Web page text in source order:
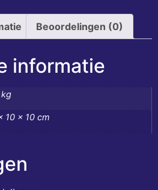
Beoordelingen (0)
informatie
10 × 10 cm